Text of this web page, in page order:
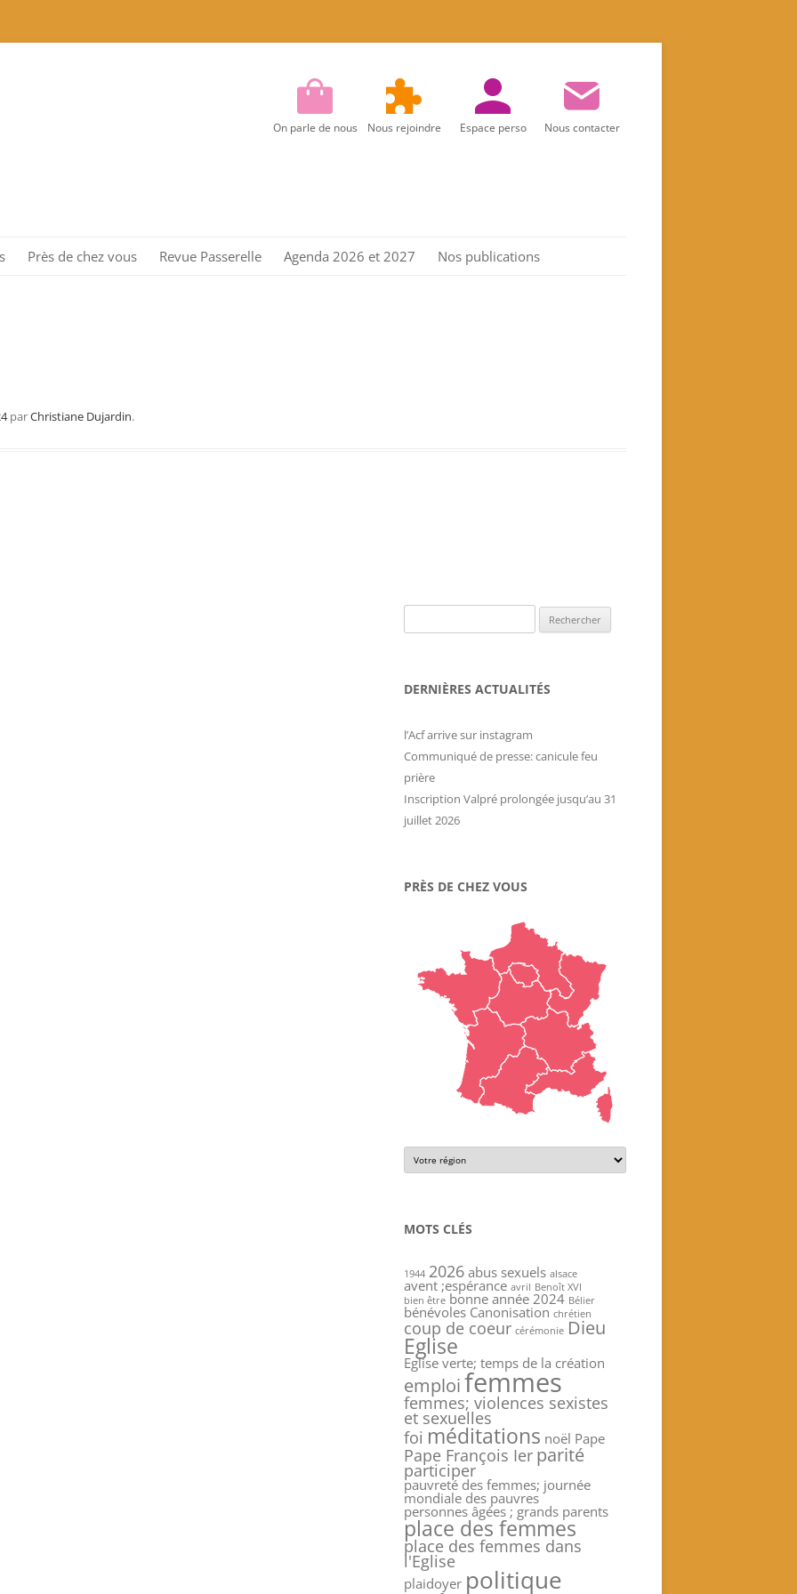
On parle de nous Nous rejoindre Espace perso Nous contacter
au
contenu
Près de chez vous Revue Passerelle Agenda 2026 et 2027 Nos publications
parChristiane Dujardin.
DERNIÈRES ACTUALITÉS
l’Acf arrive sur instagram
Communiqué de presse: canicule feu
prière
Inscription Valpré prolongée jusqu’au 31
juillet 2026
PRÈS DE CHEZ VOUS
MOTS CLÉS
1944 2026 abus sexuels alsace
avent ;espérance avril Benoît XVI
bien être bonne année 2024 Bélier
bénévoles Canonisation chrétien
coup de coeur cérémonie Dieu
Eglise
Eglise verte; temps de la création
emploifemmes
femmes; violences sexistes
et sexuelles
foi méditations noël Pape
Pape François Ier parité
participer
pauvreté des femmes; journée
mondiale des pauvres
personnes âgées ; grands parents
place des femmes
place des femmes dans
l'Eglise
plaidoyer politique